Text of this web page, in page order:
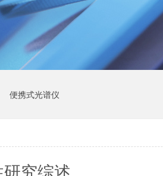
便携式光谱仪
究综述